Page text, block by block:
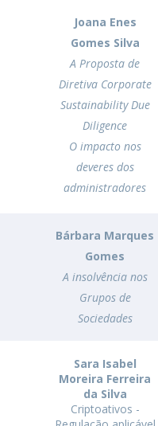
Joana Enes
Gomes Silva
A Proposta de
Diretiva Corporate
Sustainability Due
Diligence
O impacto nos
deveres dos
administradores
Bárbara Marques
Gomes
A insolvência nos
Grupos de
Sociedades
Sara Isabel
Moreira Ferreira
da Silva
Criptoativos -